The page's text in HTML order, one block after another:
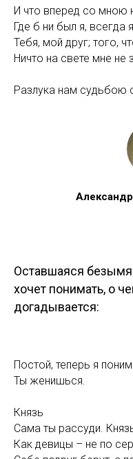
И что вперед со мною
Где б ни был я, всегда
Тебя, мой друг; того,
Ничто на свете мне не
Разлука нам судьбою
Оставшаяся
хочет понимать, о
догадывается:
Постой, теперь я
Ты женишься.
Князь
Сама ты рассуди.
Как девицы – не по